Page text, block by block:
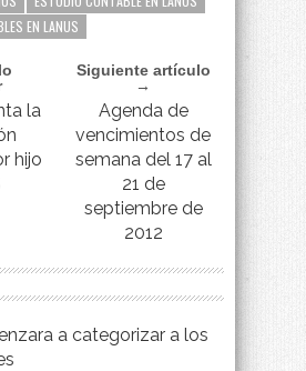
EN LANUS
la
hijo
Siguiente artículo
→
Agenda de
vencimientos de
semana del 17 al
21 de
septiembre de
2012
a categorizar a los